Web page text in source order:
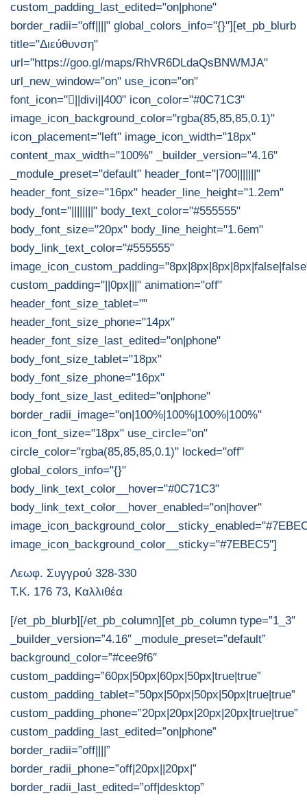
custom_padding_last_edited="on|phone"
border_radii="off||||" global_colors_info="{}"][et_pb_blurb
title="Διεύθυνση"
url="https://goo.gl/maps/RhVR6DLdaQsBNWMJA"
url_new_window="on" use_icon="on"
font_icon="||divi||400" icon_color="#0C71C3"
image_icon_background_color="rgba(85,85,85,0.1)"
icon_placement="left" image_icon_width="18px"
content_max_width="100%" _builder_version="4.16"
_module_preset="default" header_font="|700|||||||"
header_font_size="16px" header_line_height="1.2em"
body_font="||||||||" body_text_color="#555555"
body_font_size="20px" body_line_height="1.6em"
body_link_text_color="#555555"
custom_padding="||0px|||" animation="off"
header_font_size_tablet=""
header_font_size_phone="14px"
header_font_size_last_edited="on|phone"
body_font_size_tablet="18px"
body_font_size_phone="16px"
body_font_size_last_edited="on|phone"
border_radii_image="on|100%|100%|100%|100%"
icon_font_size="18px" use_circle="on"
circle_color="rgba(85,85,85,0.1)" locked="off"
global_colors_info="{}"
body_link_text_color__hover="#0C71C3"
body_link_text_color__hover_enabled="on|hover"
image_icon_background_color__sticky="#7EBEC5"]
Λεωφ. Συγγρού 328-330
Τ.Κ. 176 73, Καλλιθέα
[/et_pb_blurb][/et_pb_column][et_pb_column type=”1_3″
_builder_version=”4.16″ _module_preset=”default”
background_color=”#cee9f6″
custom_padding=”60px|50px|60px|50px|true|true”
custom_padding_tablet=”50px|50px|50px|50px|true|true”
custom_padding_phone=”20px|20px|20px|20px|true|true”
custom_padding_last_edited=”on|phone”
border_radii=”off||||”
border_radii_phone=”off|20px||20px|”
border_radii_last_edited=”off|desktop”